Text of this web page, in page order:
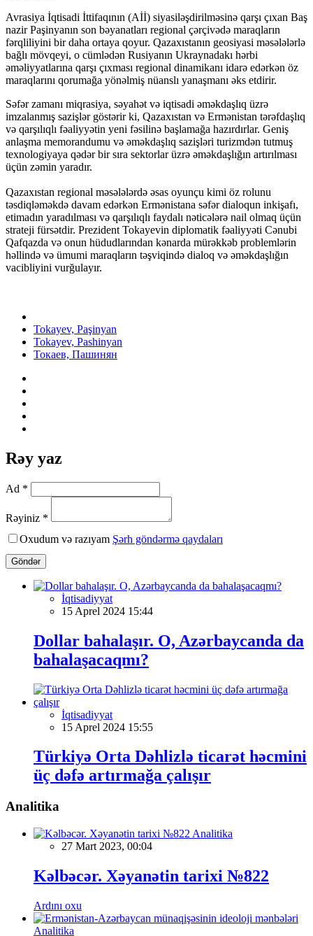
Avrasiya İqtisadi İttifaqının (Aİİ) siyasiləşdirilməsinə qarşı çıxan Baş
nazir Paşinyanın son bəyanatları regional çərçivədə maraqların
fərqliliyini bir daha ortaya qoyur. Qazaxıstanın geosiyasi məsələlərlə
bağlı mövqeyi, o cümlədən Rusiyanın Ukraynadakı hərbi
əməliyyatlarına qarşı çıxması regional dinamikanı idarə edərkən öz
maraqlarını qorumağa yönəlmiş nüanslı yanaşmanı əks etdirir.
Səfər zamanı miqrasiya, səyahət və iqtisadi əməkdaşlıq üzrə
imzalanmış sazişlər göstərir ki, Qazaxıstan və Ermənistan tərəfdaşlıq
və qarşılıqlı fəaliyyətin yeni fəsilinə başlamağa hazırdırlar. Geniş
anlaşma memorandumu və əməkdaşlıq sazişləri turizmdən tutmuş
texnologiyaya qədər bir sıra sektorlar üzrə əməkdaşlığın artırılması
üçün zəmin yaradır.
Qazaxıstan regional məsələlərdə əsas oyunçu kimi öz rolunu
təsdiqləməkdə davam edərkən Ermənistana səfər dialoqun inkişafı,
etimadın yaradılması və qarşılıqlı faydalı nəticələrə nail olmaq üçün
strateji fürsətdir. Prezident Tokayevin diplomatik fəaliyyəti Cənubi
Qafqazda və onun hüdudlarından kənarda mürəkkəb problemlərin
həllində və ümumi maraqların təşviqində dialoq və əməkdaşlığın
vacibliyini vurğulayır.
Tokayev, Paşinyan
Tokayev, Pashinyan
Токаев, Пашинян
Rəy yaz
Ad *
Rəyiniz *
Oxudum və razıyam Şərh göndərmə qaydaları
Göndər
İqtisadiyyat
15 Aprel 2024 15:44
Dollar bahalaşır. O, Azərbaycanda da
bahalaşacaqmı?
İqtisadiyyat
15 Aprel 2024 15:55
Türkiyə Orta Dəhlizlə ticarət həcmini
üç dəfə artırmağa çalışır
Analitika
Analitika
27 Mart 2023, 00:04
Kəlbəcər. Xəyanətin tarixi №822
Ardını oxu
Analitika